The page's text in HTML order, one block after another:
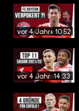
vor 4 Jahren10:52
vor 4 Jahren14:33